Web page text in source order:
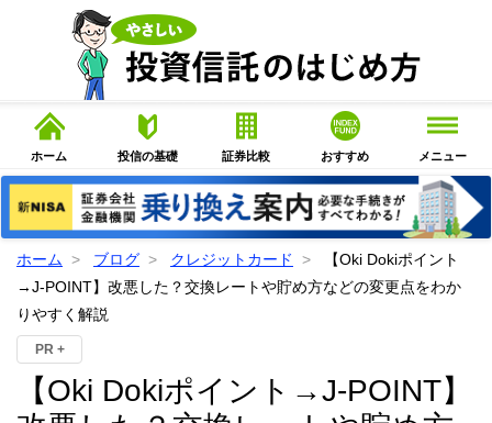
ホーム 投信の基礎 証券比較 おすすめ メニュー
ホーム ブログ クレジットカード
【Oki Dokiポイント
→J-POINT】改悪した？交換レートや貯め方などの変更点をわか
りやすく解説
PR +
【Oki Dokiポイント→J-POINT】